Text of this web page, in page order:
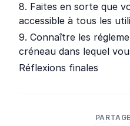
8. Faites en sorte que
accessible à tous les
9. Connaître les
créneau dans lequel
Réflexions finales